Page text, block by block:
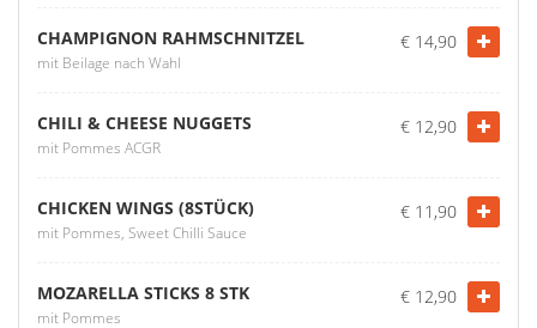
CHAMPIGNON RAHMSCHNITZEL
mit Beilage nach Wahl
€ 14,90
CHILI & CHEESE NUGGETS
mit Pommes ACGR
€ 12,90
CHICKEN WINGS (8STÜCK)
mit Pommes, Sweet Chilli Sauce
€ 11,90
MOZARELLA STICKS 8 STK
mit Pommes
€ 12,90